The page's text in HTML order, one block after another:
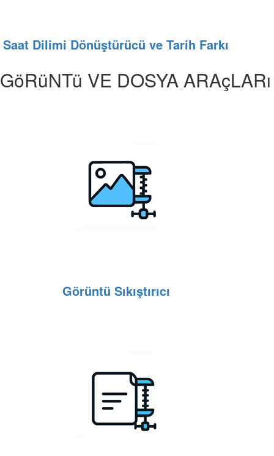
Saat Dilimi Dönüştürücü ve Tarih Farkı
GöRüNTü VE DOSYA ARAçLARı
Görüntü Sıkıştırıcı